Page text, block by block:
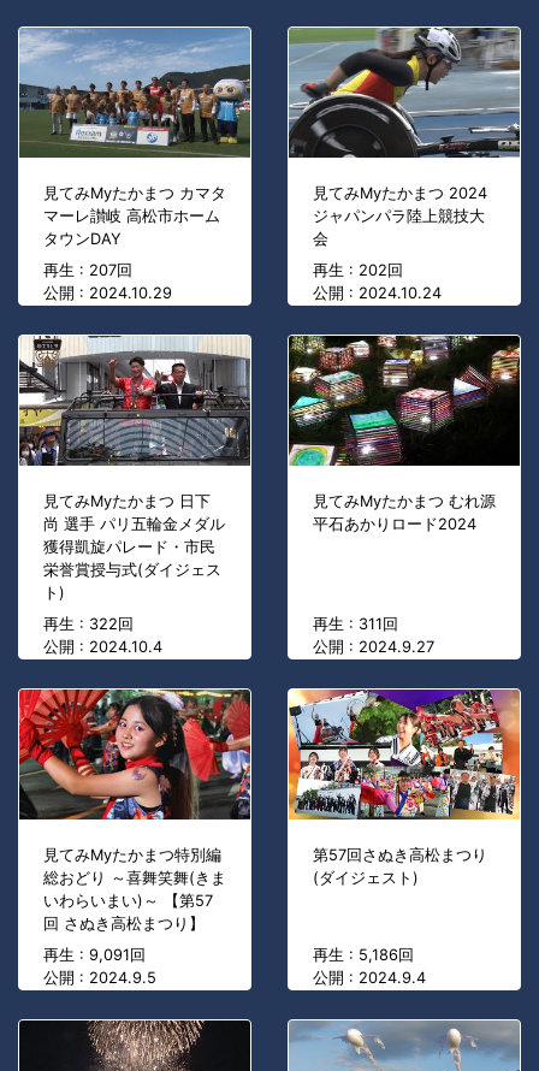
見てみMyたかまつ カマタ
マーレ讃岐 高松市ホーム
タウンDAY
再生 : 207回
公開 : 2024.10.29
見てみMyたかまつ 2024
ジャパンパラ陸上競技大
会
再生 : 202回
公開 : 2024.10.24
見てみMyたかまつ 日下
尚 選手 パリ五輪金メダル
獲得凱旋パレード・市民
栄誉賞授与式(ダイジェス
ト)
再生 : 322回
公開 : 2024.10.4
見てみMyたかまつ むれ源
平石あかりロード2024
再生 : 311回
公開 : 2024.9.27
見てみMyたかまつ特別編
総おどり ～喜舞笑舞(きま
いわらいまい)～ 【第57
回 さぬき高松まつり】
再生 : 9,091回
公開 : 2024.9.5
第57回さぬき高松まつり
(ダイジェスト)
再生 : 5,186回
公開 : 2024.9.4